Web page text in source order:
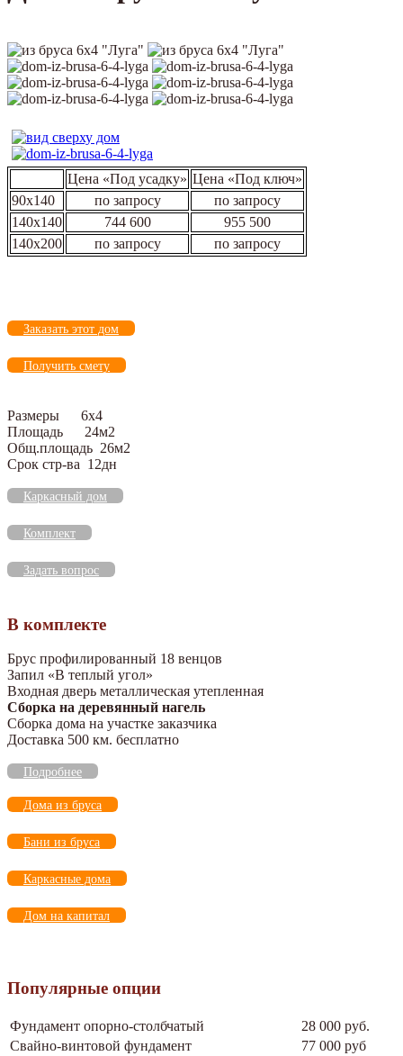
Цена «Под усадку» Цена «Под ключ»
90х140
по запросу
по запросу
140х140
744 600
955 500
140х200
по запросу по запросу
Заказать этот дом
Получить смету
Размеры 6х4
Площадь 24м2
Общ.площадь 26м2
Срок стр-ва 12дн
Каркасный дом
Комплект
Задать вопрос
В комплекте
Брус профилированный 18 венцов
Запил «В теплый угол»
Входная дверь металлическая утепленная
Сборка на деревянный нагель
Сборка дома на участке заказчика
Доставка 500 км. бесплатно
Подробнее
Дома из бруса
Бани из бруса
Каркасные дома
Дом на капитал
Популярные опции
Фундамент опорно-столбчатый
28 000 руб.
Свайно-винтовой фундамент
77 000 руб